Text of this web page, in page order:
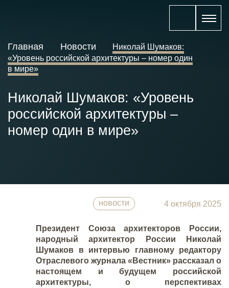
Главная Новости
Николай Шумаков:
«Уровень российской архитектуры – номер один
в мире»
Николай Шумаков: «Уровень
российской архитектуры –
номер один в мире»
новости 4 октября 2025
Президент Союза архитекторов России,
народный архитектор России Николай
Шумаков в интервью главному редактору
Отраслевого журнала «Вестник» рассказал о
настоящем и будущем российской
архитектуры, о перспективах